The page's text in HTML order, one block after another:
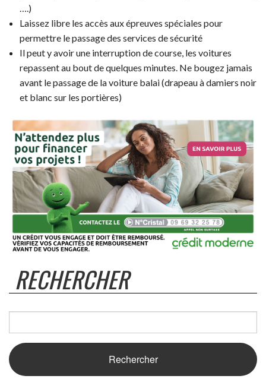
….)
Laissez libre les accès aux épreuves spéciales pour
permettre le passage des services de sécurité
Il peut y avoir une interruption de course, les voitures
repassent au bout de quelques minutes. Ne bougez jamais
avant le passage de la voiture balai (drapeau à damiers noir
et blanc sur les portières)
RECHERCHER